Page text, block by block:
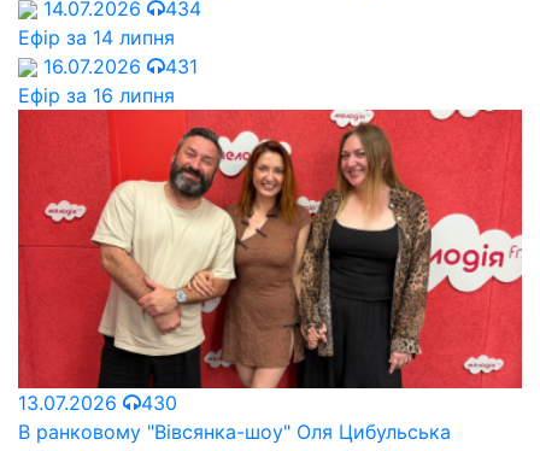
14.07.2026
434
Ефір за 14 липня
16.07.2026
431
Ефір за 16 липня
13.07.2026
430
В ранковому "Вівсянка-шоу" Оля Цибульська